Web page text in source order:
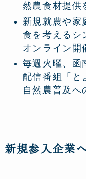
然農食材提供
新規就農や家
食を考えるシ
オンライン開
毎週火曜、函
配信番組「と
自然農普及へ
新規参入企業